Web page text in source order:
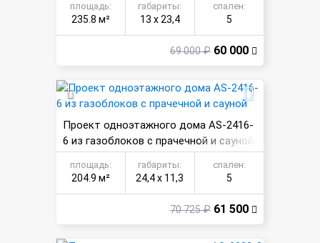
площадь:
235.8 м²
габариты:
13 х 23,4
спален:
5
69 000 ₽ 60 000
Проект одноэтажного дома AS-2416-
6 из газоблоков с прачечной и сауной
площадь:
204.9 м²
габариты:
24,4 х 11,3
спален:
5
70 725 ₽ 61 500